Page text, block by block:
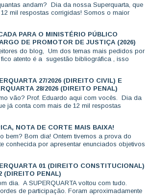
andam? Dia da nossa Superquarta, que
mil respostas corrigidas! Somos o maior
PARA O MINISTÉRIO PÚBLICO
DE PROMOTOR DE JUSTIÇA (2026)
do blog, Um dos temas mais pedidos por
atento é a sugestão bibliográfica , isso
27/2026 (DIREITO CIVIL) E
28/2026 (DIREITO PENAL)
vão? Prof. Eduardo aqui com vocês. Dia da
já conta com mais de 12 mil respostas
NOTA DE CORTE MAIS BAIXA!
bem? Bom dia! Ontem tivemos a prova do
conhecida por apresentar enunciados objetivos
01 (DIREITO CONSTITUCIONAL)
(DIREITO PENAL)
dia. A SUPERQUARTA voltou com tudo.
de participação. Foram aproximadamente